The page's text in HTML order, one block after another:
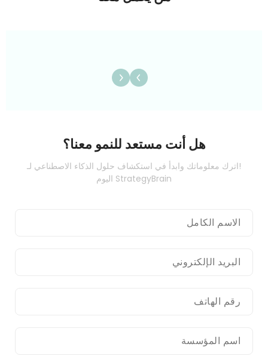
هل أنت مستعد للنمو معنا؟
!اترك معلوماتك وابدأ في استكشاف حلول الذكاء الاصطناعي لـ
StrategyBrain اليوم